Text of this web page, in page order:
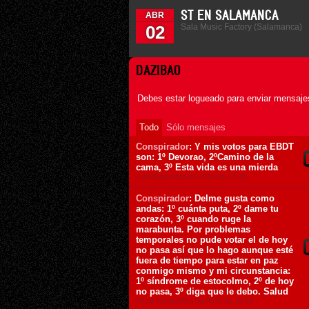
ABR
02
ST EN SALAMANCA
Sala Music Factory (Salamanca)
DAZIBAO
Debes estar logueado para enviar
Todo
Sólo mensajes
Conspirador: Y mis votos para EBDT
son: 1º Devorao, 2ºCamino de la
cama, 3º Esta vida es una mierda
4 de Diciembre de 2010 ás 13:39
Conspirador: Delme gusta como
andas: 1º cuánta puta, 2º dame tu
corazón, 3º cuando ruge la
marabunta. Por problemas
temporales no pude votar el de hoy
no pasa así que lo hago aunque esté
fuera de tiempo para estar en paz
conmigo mismo y mi circunstancia:
1º síndrome de estocolmo, 2º de hoy
no pasa, 3º diga que le debo. Salud
30 de Noviembre de 2010 ás 10:23